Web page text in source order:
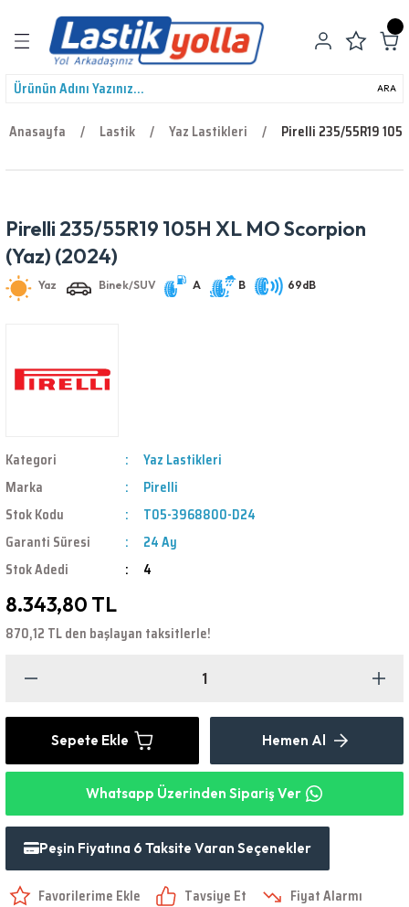
Geri Dön
ARA
Anasayfa Lastik Yaz Lastikleri Pirelli 235/55R19
Pirelli 235/55R19 105H XL MO Scorpion
(Yaz) (2024)
Yaz Binek/SUV A B 69dB
Kategori
Yaz Lastikleri
Marka
Pirelli
Stok Kodu
T05-3968800-D24
Garanti Süresi
24 Ay
Stok Adedi
4
8.343,80 TL
870,12 TL den başlayan taksitlerle!
Sepete Ekle Hemen Al
Whatsapp Üzerinden Sipariş Ver
Peşin Fiyatına 6 Taksite Varan Seçenekler
Tavsiye Et
Fiyat Alarmı